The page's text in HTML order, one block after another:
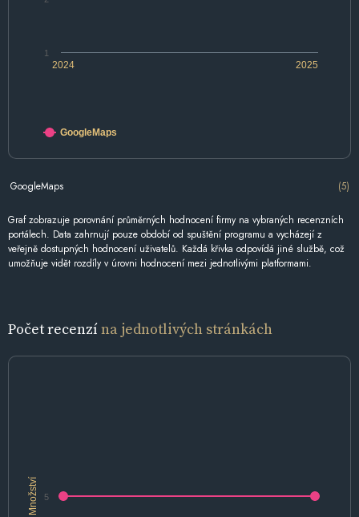
2024 2025
1
GoogleMaps
GoogleMaps (5)
Graf zobrazuje porovnání průměrných hodnocení firmy na vybraných recenzních
portálech. Data zahrnují pouze období od spuštění programu a vycházejí z
veřejně dostupných hodnocení uživatelů. Každá křivka odpovídá jiné službě, což
umožňuje vidět rozdíly v úrovni hodnocení mezi jednotlivými platformami.
Počet recenzína jednotlivých stránkách
Množství 5